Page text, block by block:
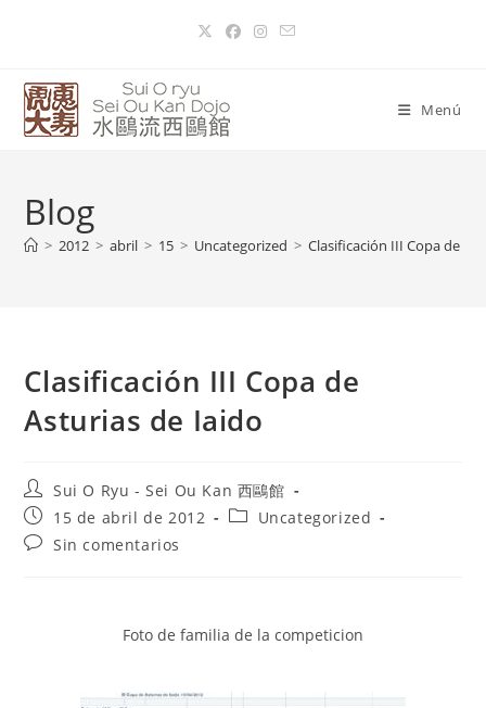
Menú
Blog
> 2012 > abril > 15 > Uncategorized > Clasificación III Copa de
Clasificación III Copa de
Asturias de Iaido
Sui O Ryu - Sei Ou Kan 西鷗館
15 de abril de 2012
Uncategorized
Sin comentarios
Foto de familia de la competicion